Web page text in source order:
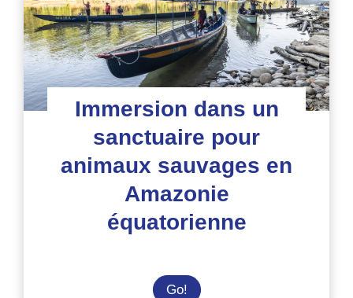
Immersion dans un
sanctuaire pour
animaux sauvages en
Amazonie
équatorienne
Go!Immersion